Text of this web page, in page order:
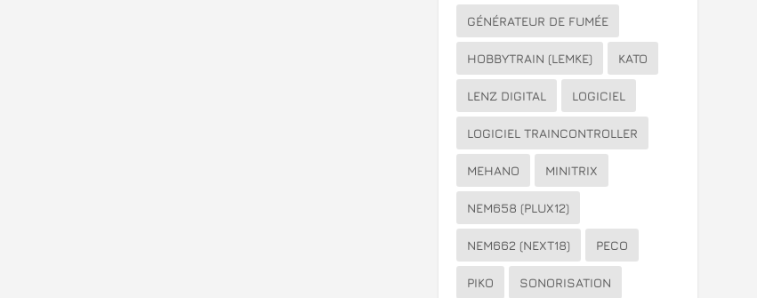
GÉNÉRATEUR DE FUMÉE
HOBBYTRAIN (LEMKE) KATO
LENZ DIGITAL LOGICIEL
LOGICIEL TRAINCONTROLLER
MEHANO MINITRIX
NEM658 (PLUX12)
NEM662 (NEXT18) PECO
PIKO SONORISATION